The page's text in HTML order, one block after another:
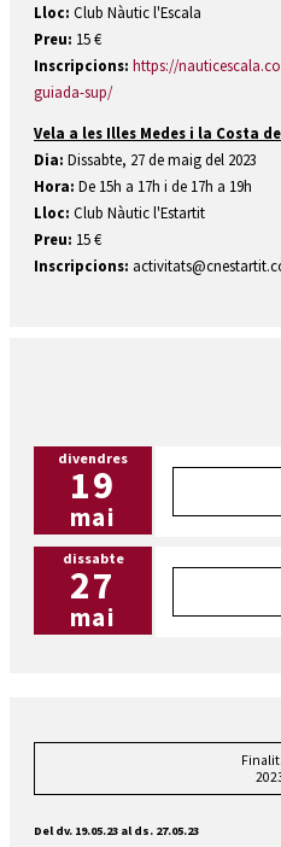
Lloc: Club Nàutic l'Escala
Preu: 15 €
Inscripcions: https://
guiada-sup/
Vela a les Illes Medes i la Costa
Dia: Dissabte, 27 de maig del 2023
Hora: De 15h a 17h i de 17h a 19h
Lloc: Club Nàutic l'Estartit
Preu: 15 €
Inscripcions:
divendres
19
mai
dissabte
27
mai
Del dv. 19.05.23 al ds. 27.05.23